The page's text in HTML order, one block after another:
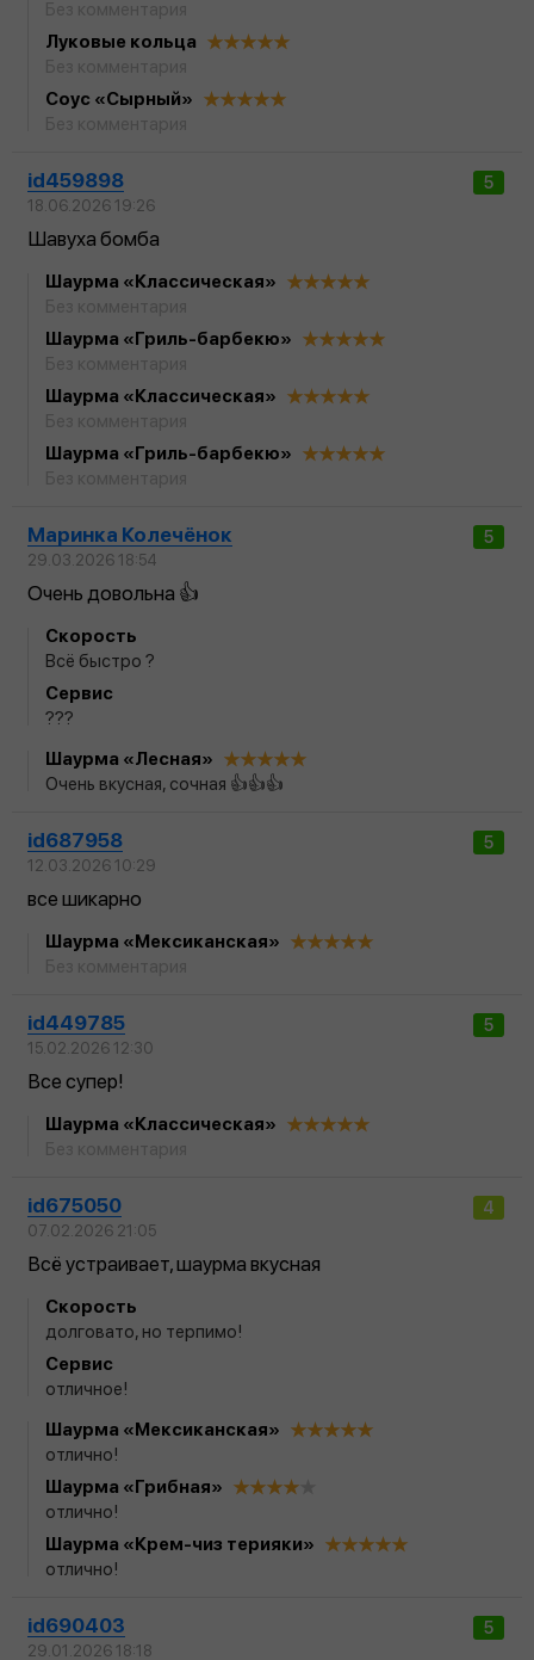
Луковые кольца
Соус «Сырный»
5
id459898
18.06.2026 19:26
Шавуха бомба
Шаурма «Классическая»
Шаурма «Гриль-барбекю»
Шаурма «Классическая»
Шаурма «Гриль-барбекю»
5
Маринка Колечёнок
29.03.2026 18:54
Очень довольна 👍
Скорость
Всё быстро ?
Сервис
???
Шаурма «Лесная»
Очень вкусная, сочная 👍👍👍
5
id687958
12.03.2026 10:29
все шикарно
Шаурма «Мексиканская»
5
id449785
15.02.2026 12:30
Все супер!
Шаурма «Классическая»
4
id675050
07.02.2026 21:05
Всё устраивает, шаурма вкусная
Скорость
долговато, но терпимо!
Сервис
отличное!
Шаурма «Мексиканская»
отлично!
Шаурма «Грибная»
отлично!
Шаурма «Крем-чиз терияки»
отлично!
5
id690403
29.01.2026 18:18